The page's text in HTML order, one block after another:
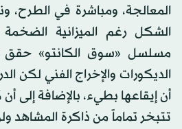
المعالجة، ومباشرة في الطرح،
الشكل رغم الميزانية
مسلسل «سوق الكانتو»
الديكورات والإخراج الفني لكن
أن إيقاعها بطيء، بالإضافة إلى
تتبخر تماماً من ذاكرة المشاهد